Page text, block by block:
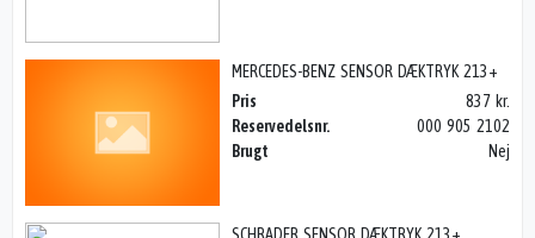
MERCEDES-BENZ SENSOR DÆKTRYK 213+
Pris
837 kr.
Reservedelsnr.
000 905 2102
Brugt
Nej
SCHRADER SENSOR DÆKTRYK 213+